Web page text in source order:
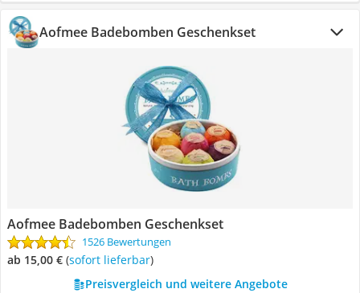
Aofmee Badebomben Geschenkset
Aofmee Badebomben Geschenkset
1526 Bewertungen
ab 15,00 € ( Sofort lieferbar)
Preisvergleich und weitere Angebote